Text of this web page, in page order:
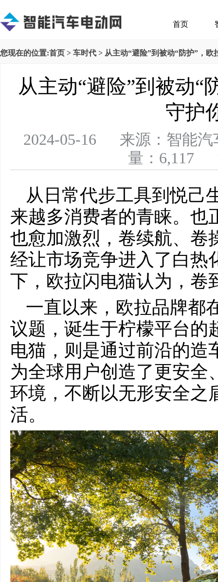
首页
您现在的位置:首页 > 车时代 > 从主动“避险”到被动“防护”，
从主动“避险”到被动“
守护
2024-05-16 来源：智能
量：6,117
从日常代步工具到悦己
来越多消费者的青睐。也
也愈加激烈，卷续航、卷
经让市场竞争进入了白热
下，欧拉闪电猫认为，卷
一直以来，欧拉品牌都
议题，诞生于柠檬平台
电猫，则是通过前沿的造
为全球用户创造了更安全
环境，不断以无形安全之
活。